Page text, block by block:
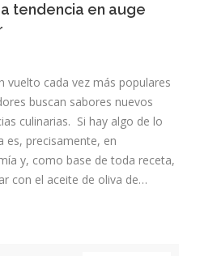
tendencia en auge
vuelto cada vez más populares
buscan sabores nuevos
culinarias. Si hay algo de lo
es, precisamente, en
y, como base de toda receta,
con el aceite de oliva de…